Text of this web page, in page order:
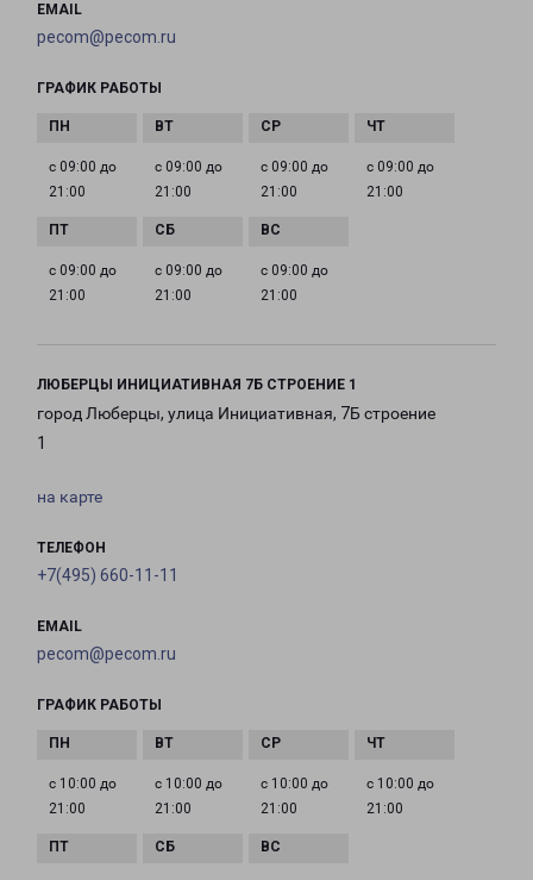
EMAIL
pecom@pecom.ru
ГРАФИК РАБОТЫ
с 09:00 до
21:00
с 09:00 до
21:00
с 09:00 до
21:00
с 09:00 до
21:00
с 09:00 до
21:00
с 09:00 до
21:00
с 09:00 до
21:00
ЛЮБЕРЦЫ ИНИЦИАТИВНАЯ 7Б СТРОЕНИЕ 1
город Люберцы, улица Инициативная, 7Б строение
1
на карте
ТЕЛЕФОН
+7(495) 660-11-11
EMAIL
pecom@pecom.ru
ГРАФИК РАБОТЫ
с 10:00 до
21:00
с 10:00 до
21:00
с 10:00 до
21:00
с 10:00 до
21:00